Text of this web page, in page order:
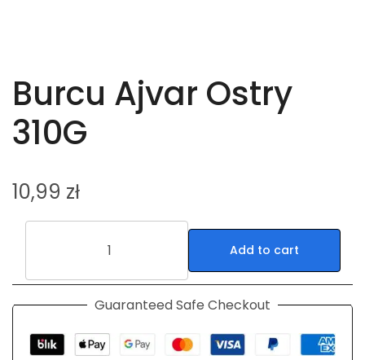
Burcu Ajvar Ostry
310G
10,99 zł
Add to cart
Guaranteed Safe Checkout